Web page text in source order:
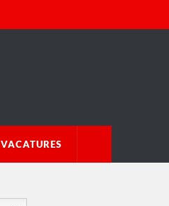
VACATURES